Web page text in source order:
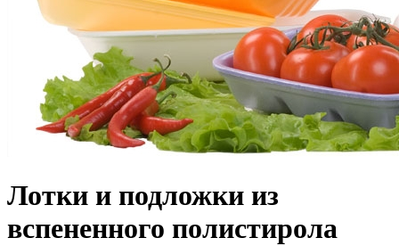
Лотки и подложки из
вспененного полистирола